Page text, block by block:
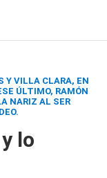
Y VILLA CLARA, EN
ÚLTIMO, RAMÓN
NARIZ AL SER
lo